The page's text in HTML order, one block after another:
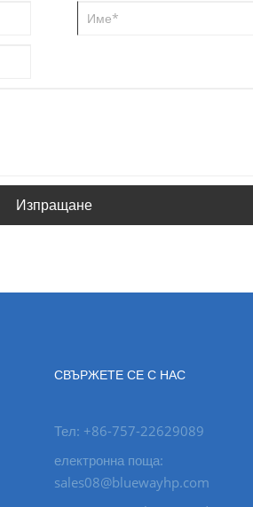
Изпращане
СВЪРЖЕТЕ СЕ С НАС
Тел: +86-757-22629089
електронна поща:
sales08@bluewayhp.com